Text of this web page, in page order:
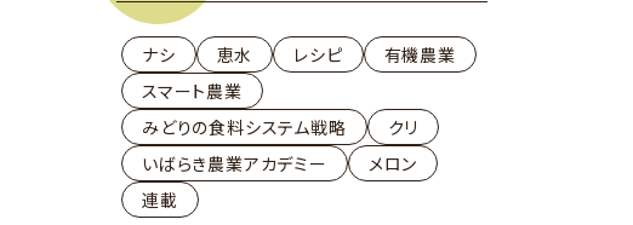
ナシ 恵水 レシピ
有機農業
スマート農業
みどりの食料システム戦略
クリ
いばらき農業アカデミー
メロン
連載